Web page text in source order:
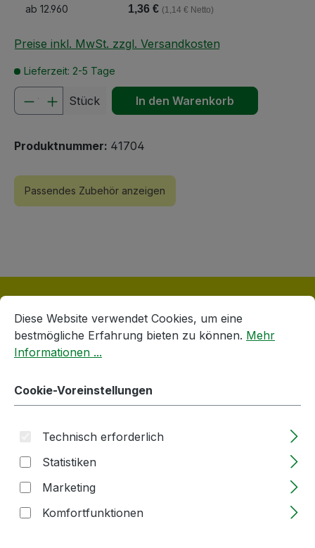
ab 12.960 1,36 € (1,14 € Netto)
Preise inkl. MwSt. zzgl. Versandkosten
Lieferzeit: 2-5 Tage
Produkt Anzahl: Gib den gewünschten
Stück In den Warenkorb
Produktnummer: 41704
Passendes Zubehör anzeigen
Produktgalerie überspringen
Cookie-Voreinstellungen
Diese Website verwendet Cookies, um eine bestmögliche
Diese Website verwendet Cookies, um eine
bestmögliche Erfahrung bieten zu können. Mehr
Informationen ...
Cookie-Voreinstellungen
Technisch erforderlich
Statistiken
Marketing
Komfortfunktionen